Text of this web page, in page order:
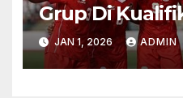
Grup Di
Gelar Konvoi
JAN 1, 2026 ADMIN